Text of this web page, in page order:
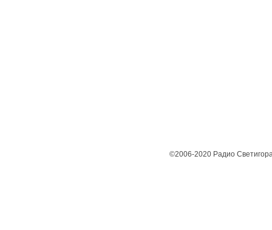
©2006-2020 Радио